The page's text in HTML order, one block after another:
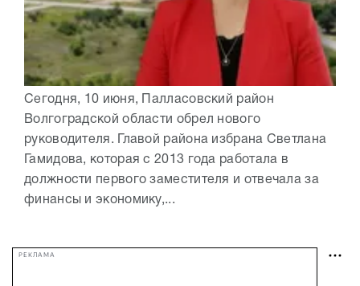
Сегодня, 10 июня, Палласовский район
Волгоградской области обрел нового
руководителя. Главой района избрана Светлана
Гамидова, которая с 2013 года работала в
должности первого заместителя и отвечала за
финансы и экономику,...
РЕКЛАМА